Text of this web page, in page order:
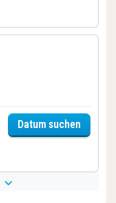
Datum suchen